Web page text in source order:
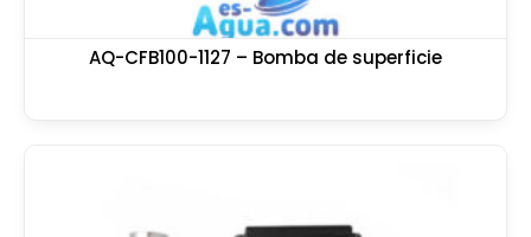
AQ-CFB100-1127 – Bomba de superficie